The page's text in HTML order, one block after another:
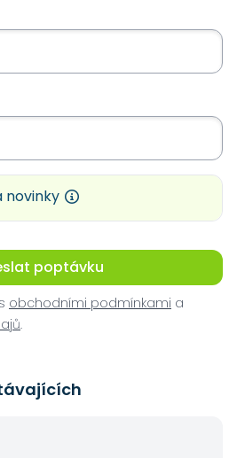
novinky
poptávku
obchodními podmínkami a
.